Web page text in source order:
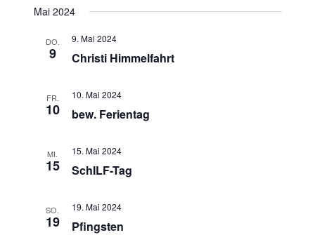
und
wählen.
Mai 2024
DO.
9 Christi Himmelfahrt
9. Mai 2024
FR.
10 bew. Ferientag
10. Mai 2024
MI.
15 SchILF-Tag
15. Mai 2024
SO.
19 Pfingsten
19. Mai 2024